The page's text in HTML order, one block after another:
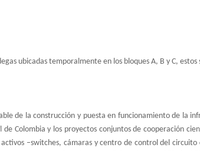
ubicadas temporalmente en los bloques A, B y C,
de la construcción y puesta en funcionamiento de la
Colombia y los proyectos conjuntos de cooperación
–switches, cámaras y centro de control del